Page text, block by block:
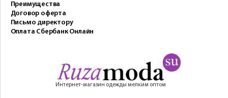
Преимущества
Договор оферта
Письмо директору
Оплата Сбербанк Онлайн
Интернет-магазин одежды мелким оптом